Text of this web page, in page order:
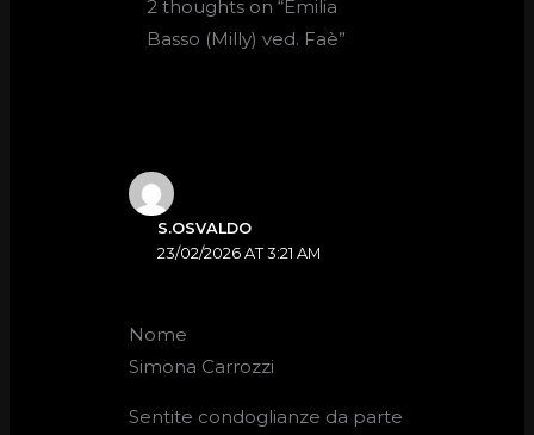
2 thoughts on “Emilia
Basso (Milly) ved. Faè”
S.OSVALDO
23/02/2026 AT 3:21 AM
Nome
Simona Carrozzi
Sentite condoglianze da parte